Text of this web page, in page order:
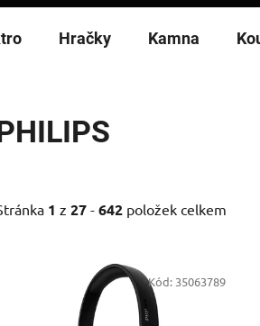
Hračky Kamna
1 z 27 - 642 položek celkem
Kód: 35063789